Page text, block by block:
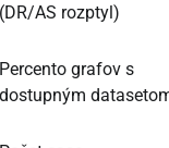
(DR/AS rozptyl)
Percento grafov s
dostupným